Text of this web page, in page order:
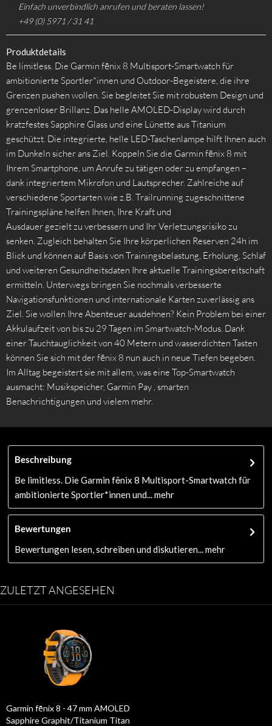
Einfach unverbindlich anrufen und beraten lassen!
+49 (0) 5971 / 31 41
Produktdetails
Be limitless. Die Garmin fēnix 8 Multisport-Smartwatch für
ambitionierte Sportler*innen und Outdoor-Begeistere, die ihre
Grenzen pushen wollen. Sie begleitet Sie mit robustem Design und
grenzenloser Brillanz. Das helle AMOLED-Display wird durch
kratzfestes Sapphire Glass und eine Lünette aus Titanium
geschützt. Die integrierte, helle LED-Taschenlampe hilft Ihnen auch
im Dunkeln sicher ans Ziel. Koppeln Sie die Garmin fēnix 8 mit
Ihrem Smartphone, um Anrufe zu tätigen oder zu empfangen –
dank integriertem Mikrofon und Lautsprecher. Zahlreiche auf
verschiedene Sportarten wie z.B. Trailrunning zugeschnittene
Trainingspläne helfen Ihnen, Ihre Kraft und
Ausdauer gezielt zu verbessern und Ihr Verletzungsrisiko zu
senken. Zugleich behalten Sie Ihre körperlichen Reserven 24h im
Blick und können auf Basis von Trainingsbelastung, Erholung, Schlaf
und weiteren Gesundheitsdaten Ihre aktuelle Trainingsbereitschaft
ermitteln. Unterwegs bringen Sie nochmals verbesserte
Navigationsfunktionen und internationale Karten zuverlässig ans
Ziel. Sie wollen Ihre Abenteuer ausdehnen? Kein Problem bei einer
Akkulaufzeit von bis zu 29 Tagen im Smartwatch-Modus. Dank
einer Tauchtauglichkeit von 40 Metern und wasserdichten Tasten
können Sie sich mit der fēnix 8 nun auch in neue Tiefen begeben.
Im Alltag begeistert sie mit allem, was eine Top-Smartwatch
ausmacht: Musikspeicher, Garmin Pay , smarten
Benachrichtigungen und vielem mehr.
Beschreibung
Be limitless. Die Garmin fēnix 8 Multisport-Smartwatch für
ambitionierte Sportler*innen und...
mehr
Bewertungen
Bewertungen lesen, schreiben und diskutieren...
mehr
ZULETZT ANGESEHEN
Garmin fēnix 8 - 47 mm AMOLED
Sapphire Graphit/Titanium Titan